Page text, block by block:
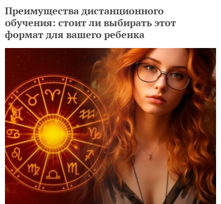
Преимущества дистанционного
обучения: стоит ли выбирать этот
формат для вашего ребенка